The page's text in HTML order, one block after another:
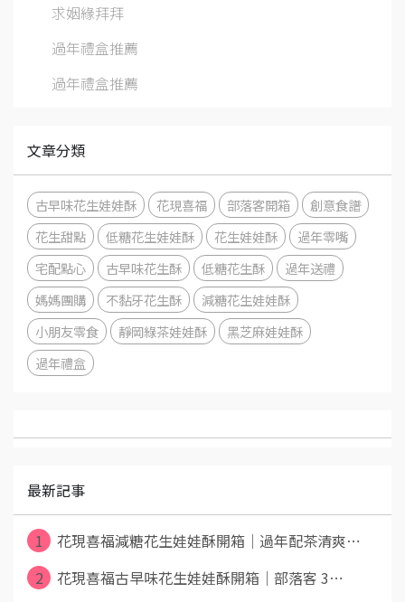
求姻緣拜拜
過年禮盒推薦
過年禮盒推薦
文章分類
古早味花生娃娃酥 花現喜福 部落客開箱
創意食譜
花生甜點
低糖花生娃娃酥 花生娃娃酥
過年零嘴
宅配點心
古早味花生酥 低糖花生酥
過年送禮
媽媽團購
不黏牙花生酥
減糖花生娃娃酥
小朋友零食
靜岡綠茶娃娃酥
黑芝麻娃娃酥
過年禮盒
最新記事
1
花現喜福減糖花生娃娃酥開箱｜過年配茶清爽⋯
2
花現喜福古早味花生娃娃酥開箱｜部落客 3⋯